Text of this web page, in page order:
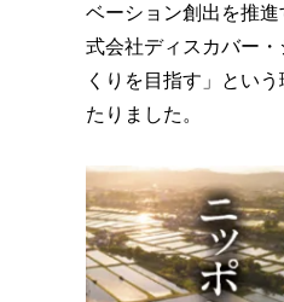
ベーション創出を推
式会社ディスカバー
くりを目指す」とい
たりました。